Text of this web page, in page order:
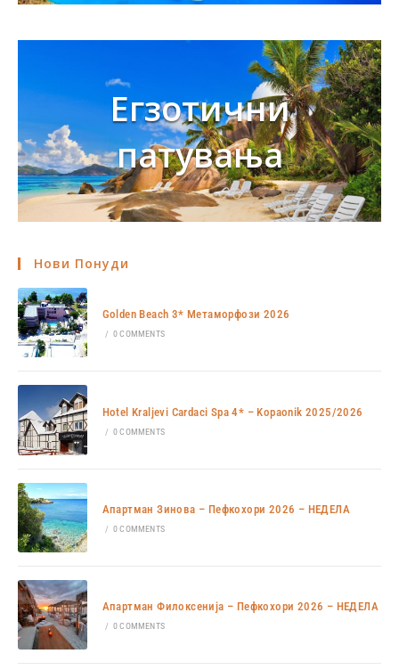
Егзотични
патувања
Нови Понуди
Golden Beach 3* Метаморфози 2026
/ 0 COMMENTS
Hotel Kraljevi Cardaci Spa 4* – Kopaonik 2025/2026
/ 0 COMMENTS
Апартман Зинова – Пефкохори 2026 – НЕДЕЛА
/ 0 COMMENTS
Апартман Филоксенија – Пефкохори 2026 – НЕДЕЛА
/ 0 COMMENTS